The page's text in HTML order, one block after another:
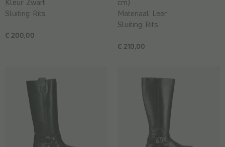
€ 200,00
Kleur: Zwart
Sluiting: Rits
€ 210,00
cm)
Materiaal: Leer
Sluiting: Rits